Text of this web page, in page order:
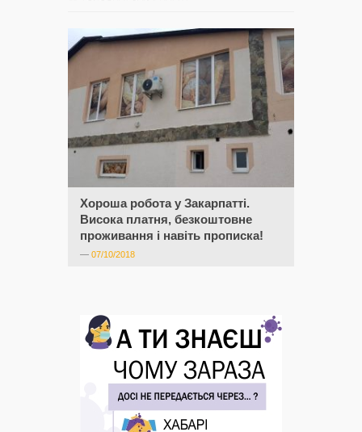
Хороша робота у Закарпатті.
Висока платня, безкоштовне
проживання і навіть прописка!
— 07/10/2018